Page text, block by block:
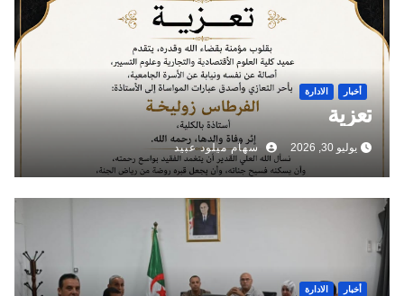
أخبار الادارة
تعزية
يوليو 30, 2026 سهام ميلود عبيد
أخبار الادارة